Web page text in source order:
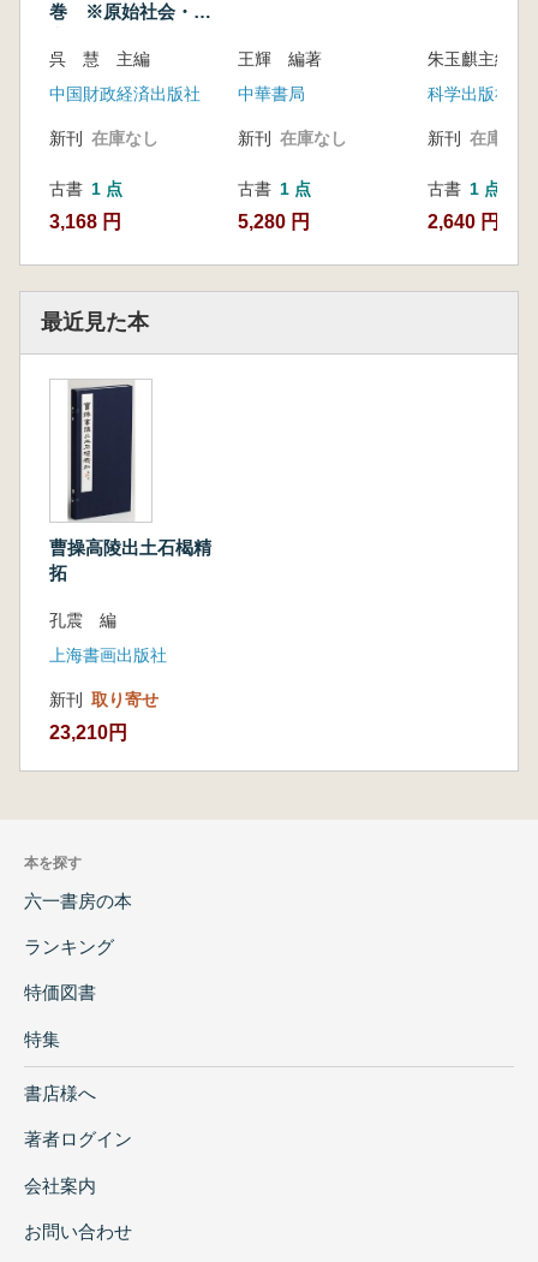
巻 ※原始社会・夏
後漢魏晋南北朝
呉 慧 主編
中国財政経済出版社
新刊 在庫なし
古書 1 点
3,168 円
王輝 編著
中華書局
新刊 在庫なし
古書 1 点
5,280 円
朱玉麒主編
科学出版社
新刊 在庫なし
古書 1 点
2,640 円
最近見た本
曹操高陵出土石楬精
拓
孔震 編
上海書画出版社
新刊 取り寄せ
23,210円
本を探す
六一書房の本
ランキング
特価図書
特集
書店様へ
著者ログイン
会社案内
お問い合わせ